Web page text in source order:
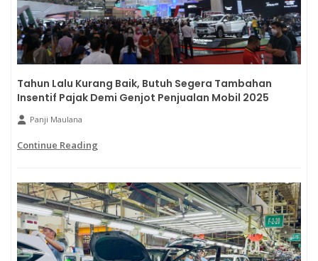
Tahun Lalu Kurang Baik, Butuh Segera Tambahan
Insentif Pajak Demi Genjot Penjualan Mobil 2025
Panji Maulana
Continue Reading